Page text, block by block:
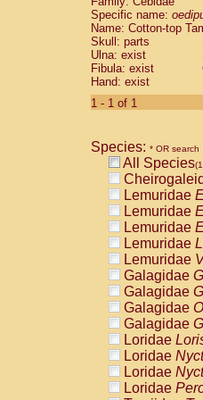
Cebidae
Cebidae
Cebidae
Cebidae
Cebidae
Cebidae
Cebidae
Cebidae
Cebidae
Cebidae
Cebidae
Cebidae
Atelidae
Atelidae
Atelidae
Atelidae
Atelidae
Atelidae
Atelidae
Atelidae
Atelidae
Atelidae
Pitheciidae
Specific name:
Name: Cotton-top
Skull: parts
Ulna: exist
Fibula: exist
Hand: exist
1 - 1 of 1
Species: * OR search
All Species
Lemuridae
Lemuridae
Lemuridae
Lemuridae
Lemuridae
Galagidae
Galagidae
Galagidae
Galagidae
Loridae
Loridae
Loridae
Loridae